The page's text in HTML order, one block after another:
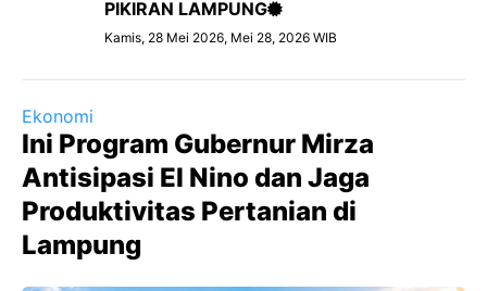
PIKIRAN LAMPUNG
Kamis, 28 Mei 2026, Mei 28, 2026 WIB
Ekonomi
Ini Program Gubernur Mirza
Antisipasi El Nino dan Jaga
Produktivitas Pertanian di
Lampung